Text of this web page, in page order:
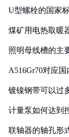
U型螺栓的国家
煤矿用电热取暖
照明母线槽的主
A516Gr70对应
镀镍钢带可以过
计量泵如何达到
联轴器的轴孔形